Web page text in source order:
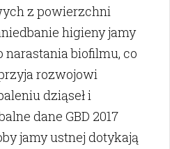
z powierzchni
higieny jamy
biofilmu, co
rozwojowi
dziąseł i
dane GBD 2017
jamy ustnej dotykają